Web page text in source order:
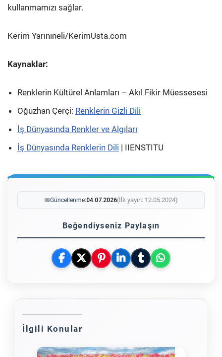
kullanmamızı sağlar.
Kerim Yarınıneli/KerimUsta.com
Kaynaklar:
Renklerin Kültürel Anlamları – Akıl Fikir Müessesesi
Oğuzhan Çerçi: Renklerin Gizli Dili
İş Dünyasında Renkler ve Algıları
İş Dünyasında Renklerin Dili | IIENSTITU
📅Güncellenme:04.07.2026(İlk yayın: 12.05.2024)
Beğendiyseniz Paylaşın
İlgili Konular